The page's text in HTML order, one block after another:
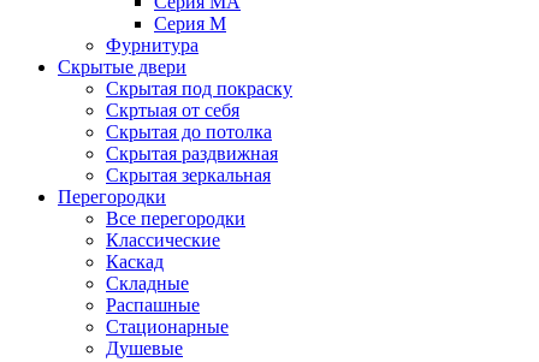
Серия M
Фурнитура
Скрытые двери
Скрытая под покраску
Скртыая от себя
Скрытая до потолка
Скрытая раздвижная
Скрытая зеркальная
Перегородки
Все перегородки
Классические
Каскад
Складные
Распашные
Стационарные
Душевые